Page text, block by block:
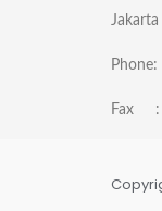
Fax :